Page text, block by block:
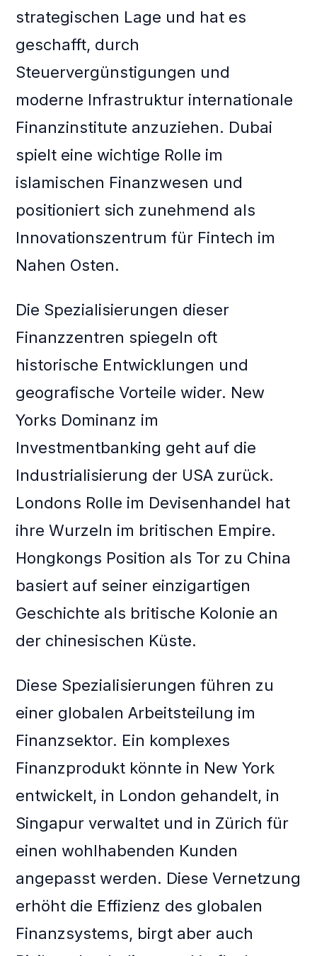
strategischen Lage und hat es
geschafft, durch
Steuervergünstigungen und
moderne Infrastruktur internationale
Finanzinstitute anzuziehen. Dubai
spielt eine wichtige Rolle im
islamischen Finanzwesen und
positioniert sich zunehmend als
Innovationszentrum für Fintech im
Nahen Osten.
Die Spezialisierungen dieser
Finanzzentren spiegeln oft
historische Entwicklungen und
geografische Vorteile wider. New
Yorks Dominanz im
Investmentbanking geht auf die
Industrialisierung der USA zurück.
Londons Rolle im Devisenhandel hat
ihre Wurzeln im britischen Empire.
Hongkongs Position als Tor zu China
basiert auf seiner einzigartigen
Geschichte als britische Kolonie an
der chinesischen Küste.
Diese Spezialisierungen führen zu
einer globalen Arbeitsteilung im
Finanzsektor. Ein komplexes
Finanzprodukt könnte in New York
entwickelt, in London gehandelt, in
Singapur verwaltet und in Zürich für
einen wohlhabenden Kunden
angepasst werden. Diese Vernetzung
erhöht die Effizienz des globalen
Finanzsystems, birgt aber auch